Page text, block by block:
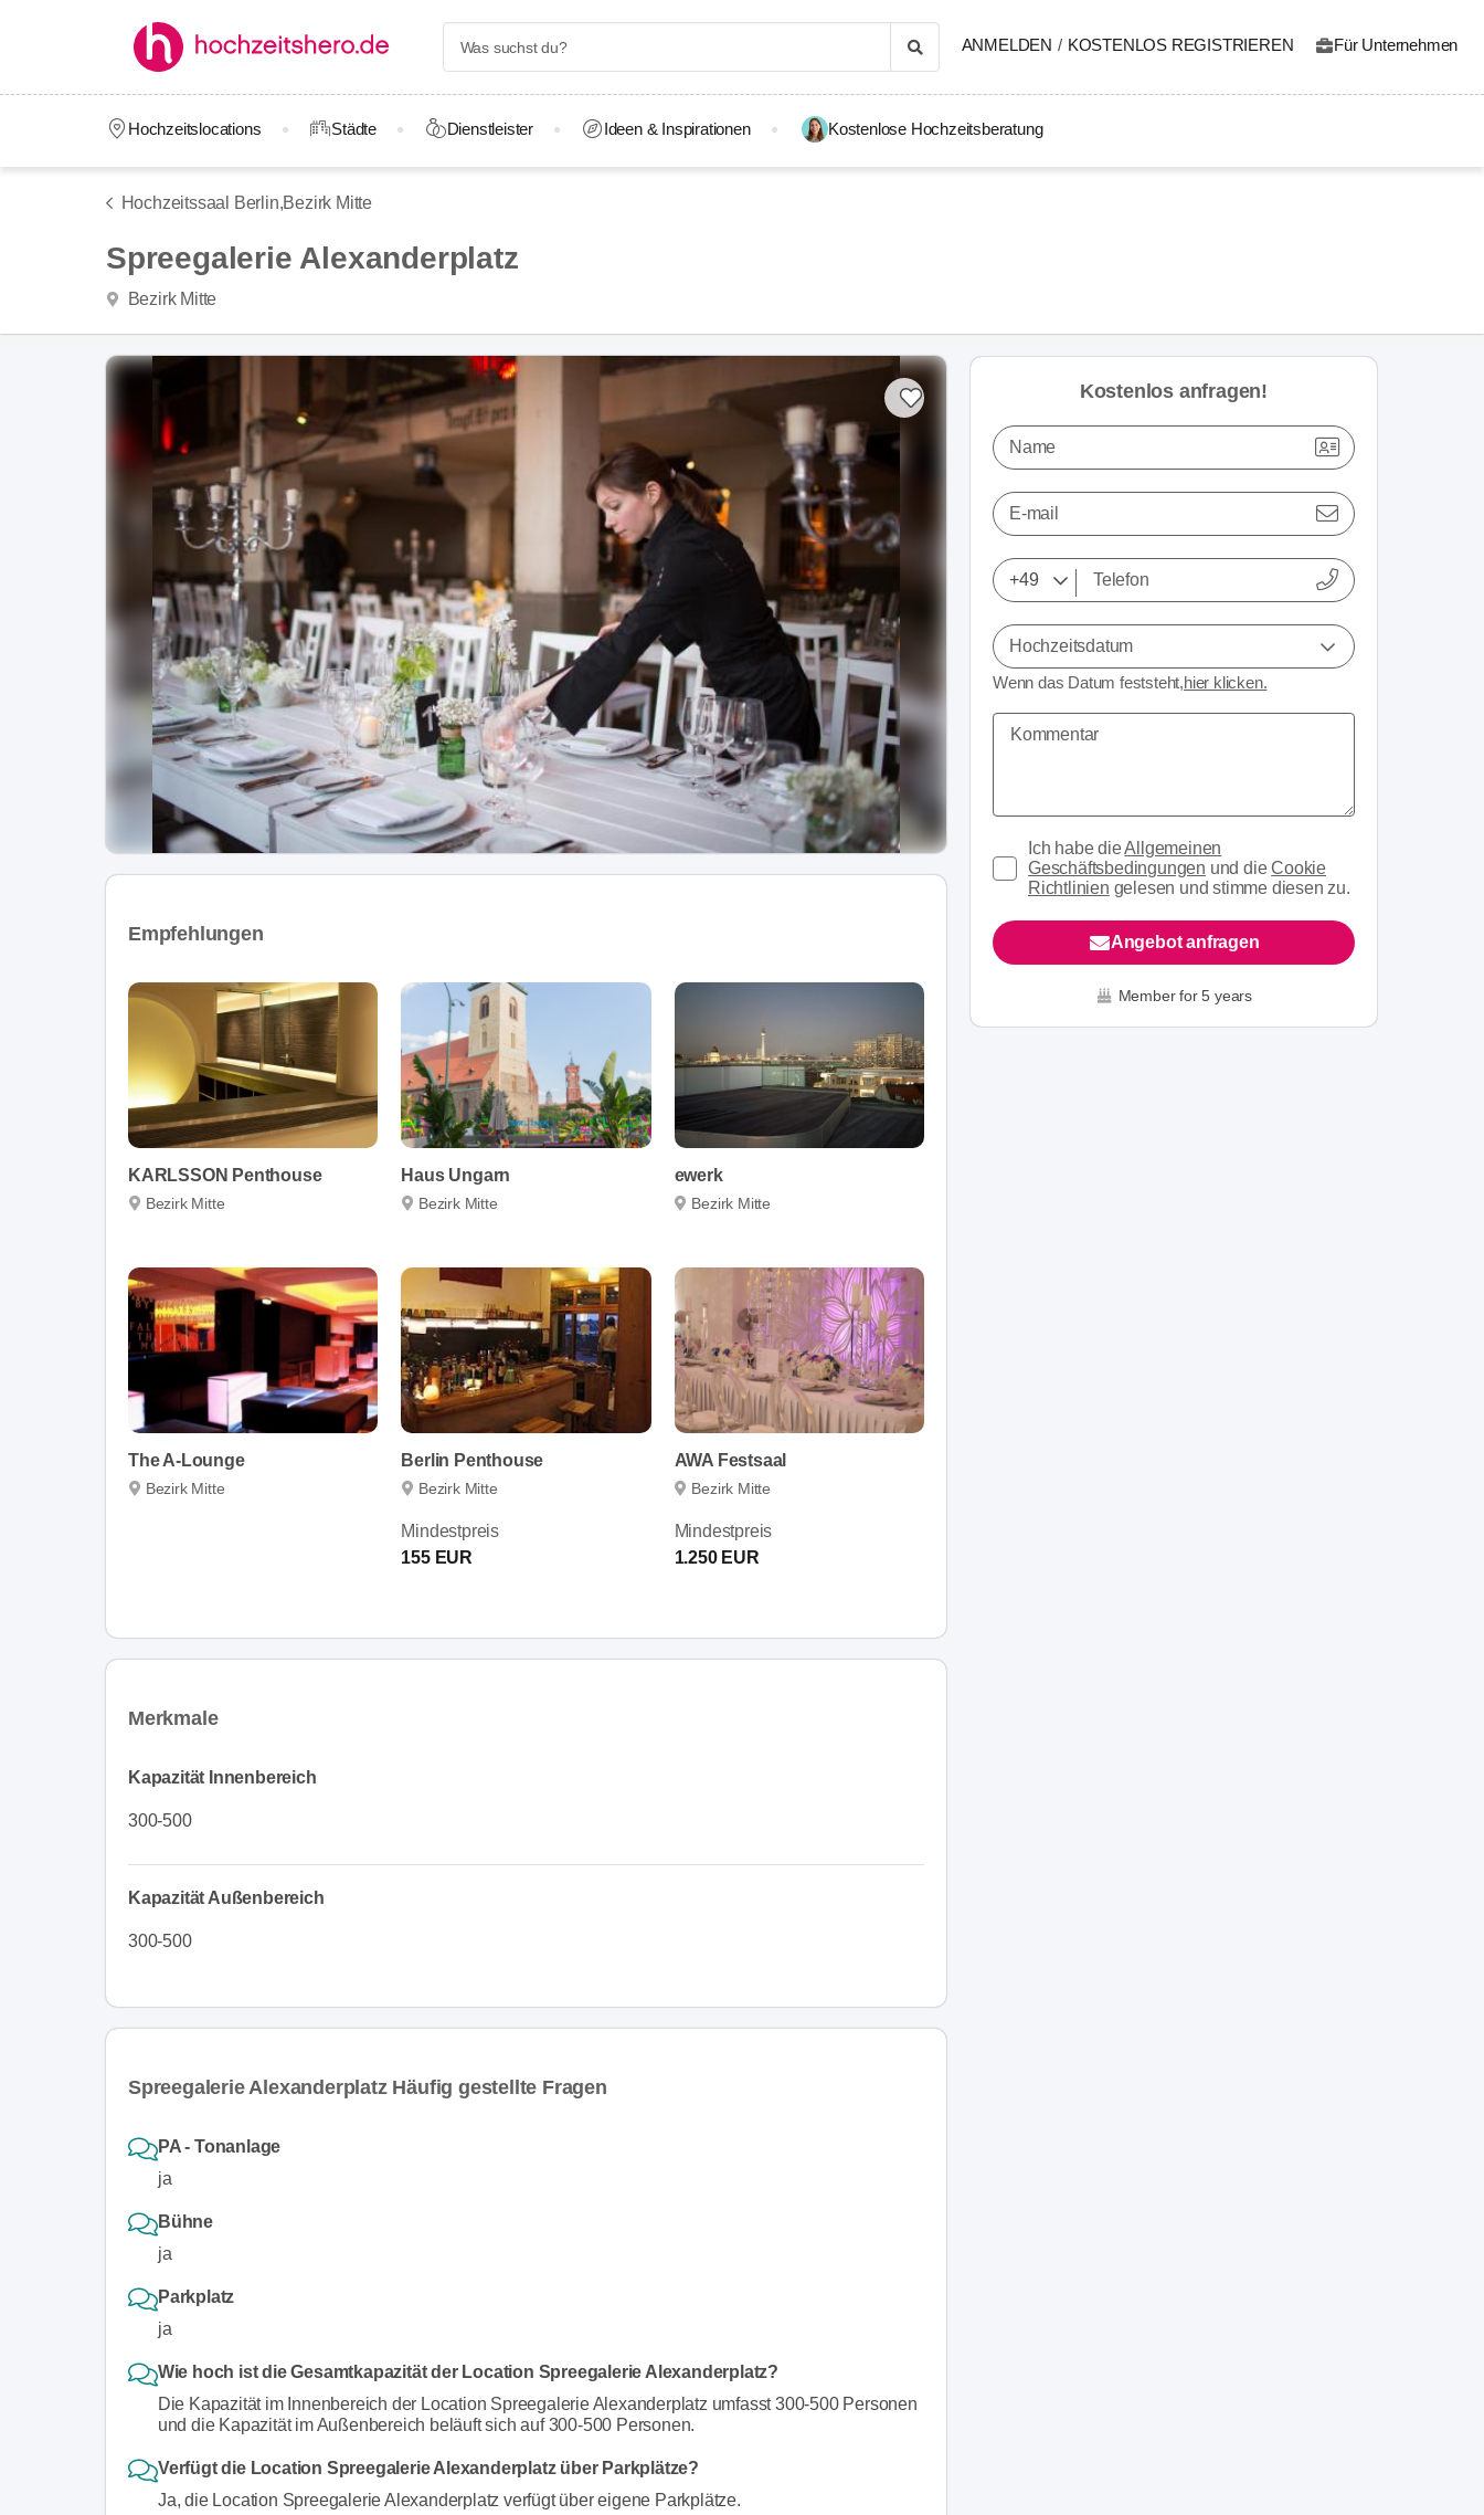
ANMELDEN / KOSTENLOS REGISTRIEREN Für Unternehmen
Hochzeitslocations Städte Dienstleister Ideen & Inspirationen Kostenlose Hochzeitsberatung
Hochzeitssaal Berlin,Bezirk Mitte
Spreegalerie Alexanderplatz
Bezirk Mitte
Empfehlungen
KARLSSON Penthouse
Bezirk Mitte
Haus Ungarn
Bezirk Mitte
ewerk
Bezirk Mitte
The A-Lounge
Bezirk Mitte
Berlin Penthouse
Bezirk Mitte
Mindestpreis
155 EUR
AWA Festsaal
Bezirk Mitte
Mindestpreis
1.250 EUR
Merkmale
Kapazität Innenbereich
300-500
Kapazität Außenbereich
300-500
Spreegalerie Alexanderplatz Häufig gestellte Fragen
PA - Tonanlage
ja
Bühne
ja
Parkplatz
ja
Wie hoch ist die Gesamtkapazität der Location Spreegalerie Alexanderplatz?
Die Kapazität im Innenbereich der Location Spreegalerie Alexanderplatz umfasst 300-500 Personen
und die Kapazität im Außenbereich beläuft sich auf 300-500 Personen.
Verfügt die Location Spreegalerie Alexanderplatz über Parkplätze?
Ja, die Location Spreegalerie Alexanderplatz verfügt über eigene Parkplätze.
Kostenlos anfragen!
Name
E-mail
Hochzeitsdatum
Wenn das Datum feststeht,hier klicken.
Ich habe dieAllgemeinen
Geschäftsbedingungen und dieCookie
Richtlinien gelesen und stimme diesen zu.
Angebot anfragen
Member for 5 years